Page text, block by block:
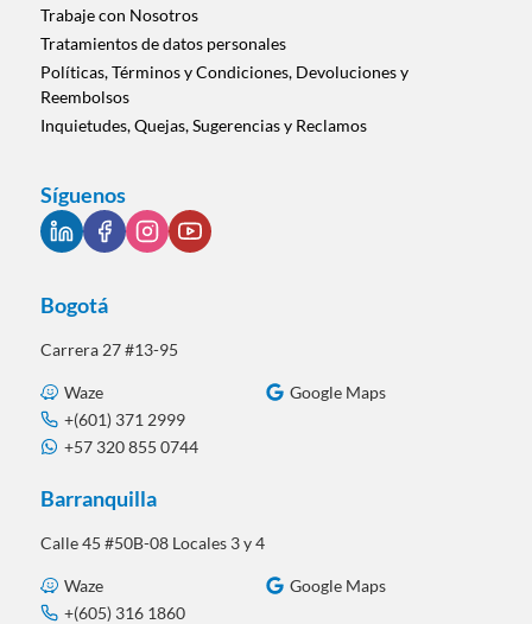
Trabaje con Nosotros
Tratamientos de datos personales
Políticas, Términos y Condiciones, Devoluciones y
Reembolsos
Inquietudes, Quejas, Sugerencias y Reclamos
Síguenos
Bogotá
Carrera 27 #13-95
Waze
Google Maps
+(601) 371 2999
+57 320 855 0744
Barranquilla
Calle 45 #50B-08 Locales 3 y 4
Waze
Google Maps
+(605) 316 1860